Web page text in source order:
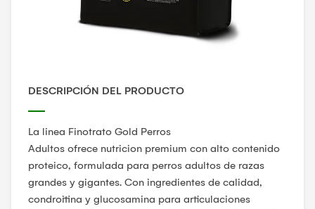
DESCRIPCIÓN DEL PRODUCTO
La linea Finotrato Gold Perros
Adultos ofrece nutricion premium con alto contenido
proteico, formulada para perros adultos de razas
grandes y gigantes. Con ingredientes de calidad,
condroitina y glucosamina para articulaciones